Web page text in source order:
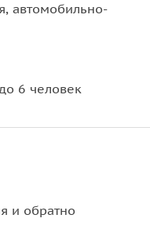
автомобильно-
6 человек
и обратно